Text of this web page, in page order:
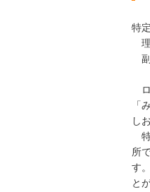
特
理
副
ロ
「
し
特
所
す
と